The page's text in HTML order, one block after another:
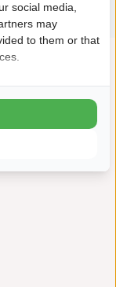
social media,
may
to them or that